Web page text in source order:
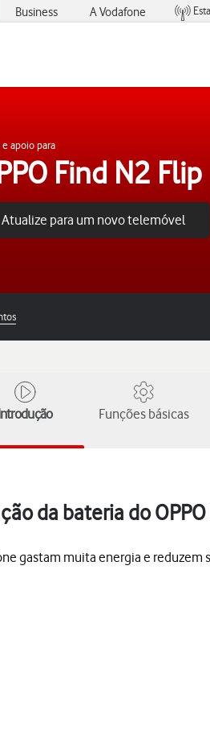
Business A Vodafone
apoio para
Find N2 Flip
Atualize para um novo telemóvel
Funções básicas
da bateria do
gastam muita energia e